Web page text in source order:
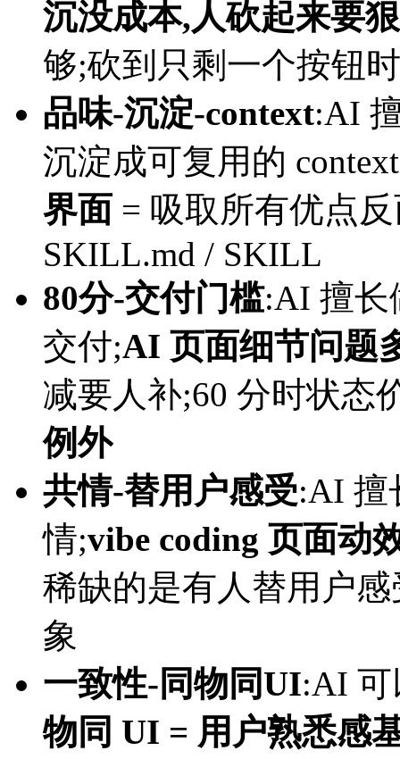
沉没成本,人砍起来要狠
够;砍到只剩一个按钮
品味-沉淀-context:AI
沉淀成可复用的
界面 = 吸取所有优点
SKILL.md / SKILL
80分-交付门槛:AI 擅长
交付;AI 页面细节问题
减要人补;60 分时状
例外
共情-替用户感受:AI 擅
情;vibe coding 页面动
稀缺的是有人替用户
象
一致性-同物同UI:AI
物同 UI = 用户熟悉感